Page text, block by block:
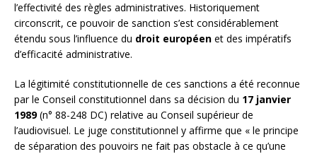
l’effectivité des règles administratives. Historiquement
circonscrit, ce pouvoir de sanction s’est considérablement
étendu sous l’influence du droit européen et des impératifs
d’efficacité administrative.
La légitimité constitutionnelle de ces sanctions a été reconnue
par le Conseil constitutionnel dans sa décision du 17 janvier
1989(n° 88-248 DC) relative au Conseil supérieur de
l’audiovisuel. Le juge constitutionnel y affirme que « le principe
de séparation des pouvoirs ne fait pas obstacle à ce qu’une